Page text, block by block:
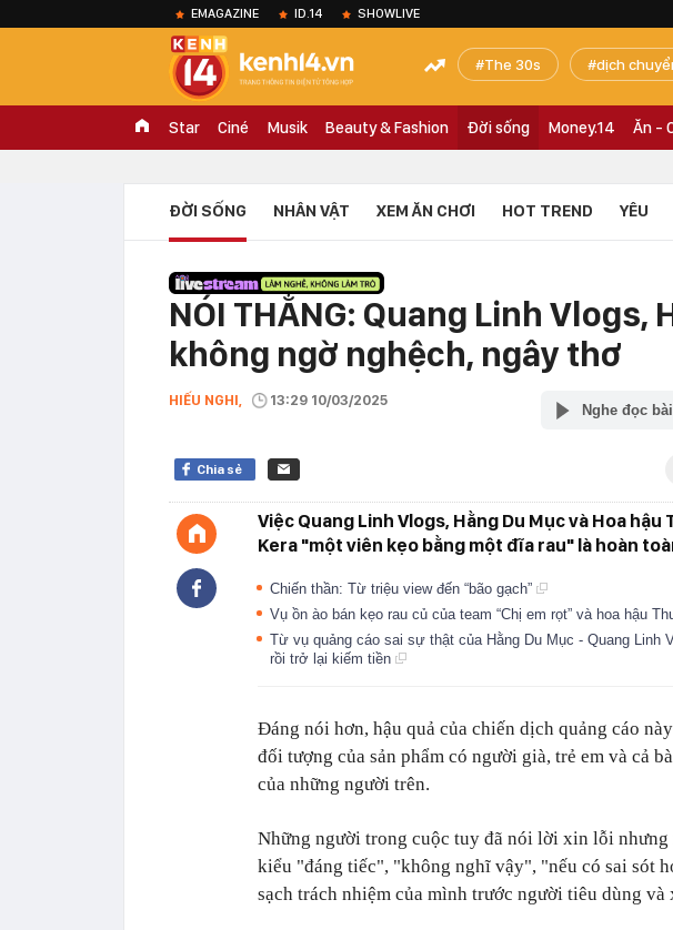
EMAGAZINE ID.14 SHOWLIVE
The 30s dịch
Star Ciné Musik Beauty & Fashion Đời sống Money.14 Ăn -
ĐỜI SỐNG NHÂN VẬT XEM ĂN CHƠI HOT TREND YÊU
NÓI THẲNG: Quang Linh Vlogs,
không ngờ nghệch, ngây thơ
HIẾU NGHI, 13:29 10/03/2025
Nghe đọc bài
Chia sẻ
Việc Quang Linh Vlogs, Hằng Du Mục và Hoa
Kera "một viên kẹo bằng một đĩa rau" là hoàn
Chiến thần: Từ triệu view đến “bão gạch”
Vụ ồn ào bán kẹo rau củ của team “Chị em rọt” và hoa hậu
Từ vụ quảng cáo sai sự thật của Hằng Du Mục - Quang Linh
rồi trở lại kiếm tiền
Đáng nói hơn, hậu quả của chiến dịch quảng cáo
đối tượng của sản phẩm có người già, trẻ em và cả
của những người trên.
Những người trong cuộc tuy đã nói lời xin lỗi
kiểu "đáng tiếc", "không nghĩ vậy", "nếu có sai sót
sạch trách nhiệm của mình trước người tiêu dùng và